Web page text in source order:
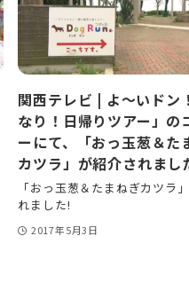
関西テレビ | よ～いドン
なり！日帰りツアー」の
ーにて、「おっ玉葱＆た
カツラ」が紹介されまし
「おっ玉葱＆たまねぎカツラ
れました!
2017年5月3日